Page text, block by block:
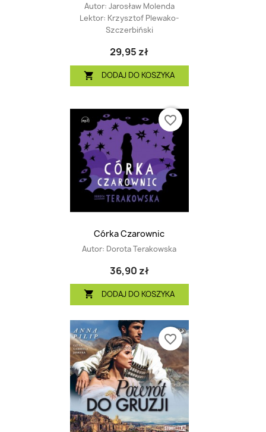
Autor: Jarosław Molenda
Lektor: Krzysztof Plewako-
Szczerbiński
29,95 zł
 DODAJ DO KOSZYKA
Córka Czarownic
Autor: Dorota Terakowska
36,90 zł
 DODAJ DO KOSZYKA
favorite_border
favorite_border